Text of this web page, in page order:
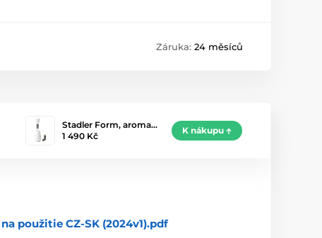
Záruka: 24 měsíců
Stadler Form, aroma…
1 490 Kč
K nákupu
použitie CZ-SK (2024v1).pdf